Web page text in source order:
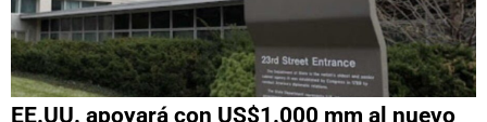
EE.UU. apoyará con US$1.000 mm al nuevo